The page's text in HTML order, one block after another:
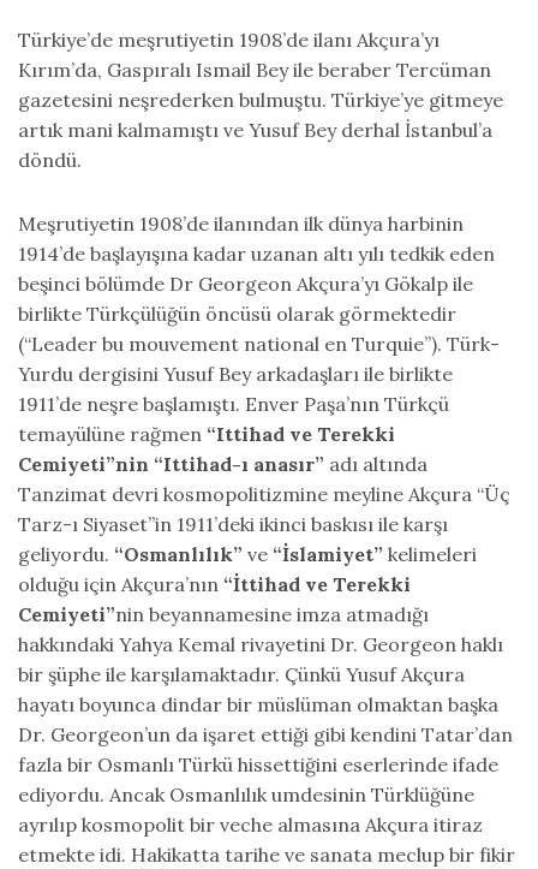
Türkiye’de meşrutiyetin 1908’de ilanı Akçura’yı
Kırım’da, Gaspıralı Ismail Bey ile beraber Tercüman
gazetesini neşrederken bulmuştu. Türkiye’ye gitmeye
artık mani kalmamıştı ve Yusuf Bey derhal İstanbul’a
döndü.
Meşrutiyetin 1908’de ilanından ilk dünya harbinin
1914’de başlayışına kadar uzanan altı yılı tedkik eden
beşinci bölümde Dr Georgeon Akçura’yı Gökalp ile
birlikte Türkçülüğün öncüsü olarak görmektedir
(“Leader bu mouvement national en Turquie”). Türk-
Yurdu dergisini Yusuf Bey arkadaşları ile birlikte
1911’de neşre başlamıştı. Enver Paşa’nın Türkçü
temayülüne rağmen “Ittihad ve Terekki
Cemiyeti”nin “Ittihad-ı anasır” adı altında
Tanzimat devri kosmopolitizmine meyline Akçura “Üç
Tarz-ı Siyaset”in 1911’deki ikinci baskısı ile karşı
geliyordu. “Osmanlılık” ve “İslamiyet” kelimeleri
olduğu için Akçura’nın “İttihad ve Terekki
Cemiyeti”nin beyannamesine imza atmadığı
hakkındaki Yahya Kemal rivayetini Dr. Georgeon haklı
bir şüphe ile karşılamaktadır. Çünkü Yusuf Akçura
hayatı boyunca dindar bir müslüman olmaktan başka
Dr. Georgeon’un da işaret ettiği gibi kendini Tatar’dan
fazla bir Osmanlı Türkü hissettiğini eserlerinde ifade
ediyordu. Ancak Osmanlılık umdesinin Türklüğüne
ayrılıp kosmopolit bir veche almasına Akçura itiraz
etmekte idi. Hakikatta tarihe ve sanata meclup bir fikir